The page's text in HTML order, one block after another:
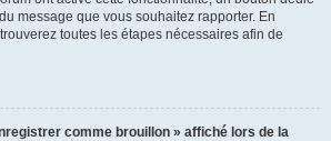
message que vous souhaitez rapporter. En
toutes les étapes nécessaires afin de
comme brouillon » affiché lors de la